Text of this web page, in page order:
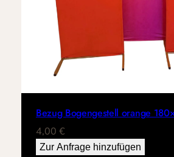
Bezug Bogengestell orange
4,00 €
Zur Anfrage hinzufügen